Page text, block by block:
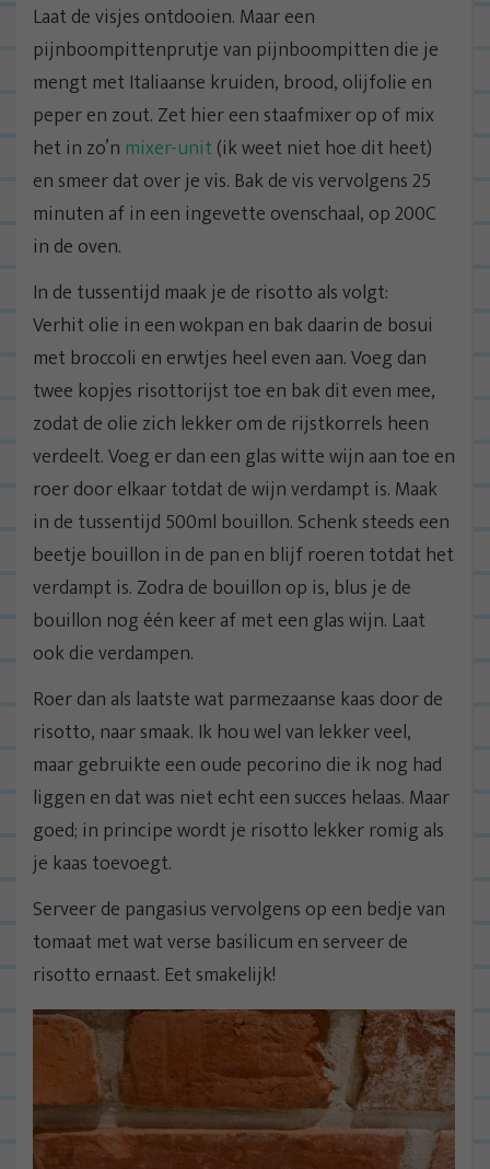
Laat de visjes ontdooien. Maar een
pijnboompittenprutje van pijnboompitten die je
mengt met Italiaanse kruiden, brood, olijfolie en
peper en zout. Zet hier een staafmixer op of mix
het in zo’n mixer-unit(ik weet niet hoe dit heet)
en smeer dat over je vis. Bak de vis vervolgens 25
minuten af in een ingevette ovenschaal, op 200C
in de oven.
In de tussentijd maak je de risotto als volgt:
Verhit olie in een wokpan en bak daarin de bosui
met broccoli en erwtjes heel even aan. Voeg dan
twee kopjes risottorijst toe en bak dit even mee,
zodat de olie zich lekker om de rijstkorrels heen
verdeelt. Voeg er dan een glas witte wijn aan toe en
roer door elkaar totdat de wijn verdampt is. Maak
in de tussentijd 500ml bouillon. Schenk steeds een
beetje bouillon in de pan en blijf roeren totdat het
verdampt is. Zodra de bouillon op is, blus je de
bouillon nog één keer af met een glas wijn. Laat
ook die verdampen.
Roer dan als laatste wat parmezaanse kaas door de
risotto, naar smaak. Ik hou wel van lekker veel,
maar gebruikte een oude pecorino die ik nog had
liggen en dat was niet echt een succes helaas. Maar
goed; in principe wordt je risotto lekker romig als
je kaas toevoegt.
Serveer de pangasius vervolgens op een bedje van
tomaat met wat verse basilicum en serveer de
risotto ernaast. Eet smakelijk!